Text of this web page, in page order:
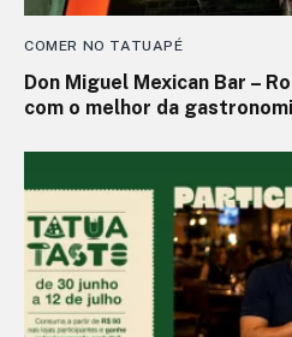
COMER NO TATUAPÉ
Don Miguel Mexican Bar –
com o melhor da